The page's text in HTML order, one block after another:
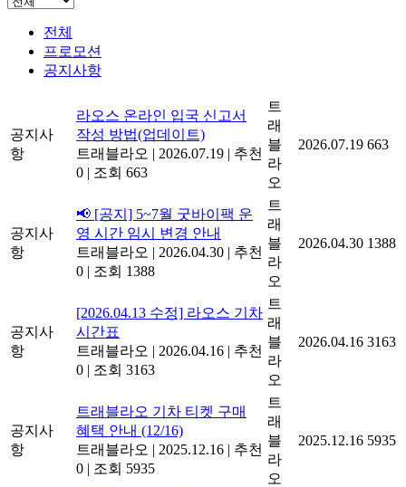
전체
프로모션
공지사항
공지사
항
라오스 온라인 입국 신고서
작성 방법(업데이트)
트래블라오 | 2026.07.19 | 추천
0 | 조회 663
트
래
블
라
오
2026.07.19 663
공지사
항
📢 [공지] 5~7월 굿바이팩 운
영 시간 임시 변경 안내
트래블라오 | 2026.04.30 | 추천
0 | 조회 1388
트
래
블
라
오
2026.04.30 1388
공지사
항
[2026.04.13 수정] 라오스 기차
시간표
트래블라오 | 2026.04.16 | 추천
0 | 조회 3163
트
래
블
라
오
2026.04.16 3163
공지사
항
트래블라오 기차 티켓 구매
혜택 안내 (12/16)
트래블라오 | 2025.12.16 | 추천
0 | 조회 5935
트
래
블
라
오
2025.12.16 5935